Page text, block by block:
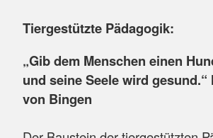
Tiergestützte Pädagogik:
„Gib dem Menschen einen
und seine Seele wird gesund.“
von Bingen